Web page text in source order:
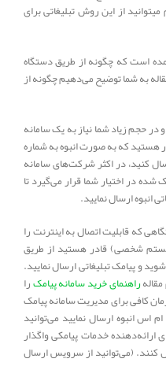
از این روش تبلیغاتی برای
است که چگونه از طریق دستگاه
به شما توضیح می‌دهیم چگونه از
حجم زیاد شما نیاز به یک سامانه
هستید که به صورت انبوه به شماره‌
کنید، در اکثر شرکت‌های سامانه
در اختیار شما قرار می‌گیرد تا
ارسال نمایید.
که قابلیت اتصال به اینترنت را
شخصی) قادر هستید از طریق
و پیامک تبلیغاتی ارسال نمایید.
راهنمای خرید سامانه پیامکرا
کافی برای مدیریت سامانه پیامک
انبوه ارسال نمایید می‌توانید
خدمات پیامکی واگذار
کنند. (می‌توانید از سرویس ارسال